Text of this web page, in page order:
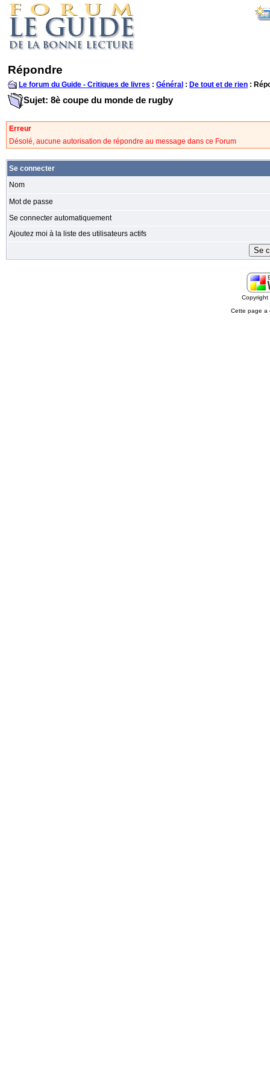
Répondre
Le forum du Guide - Critiques de livres : Général : De tout et de rien :
Sujet: 8è coupe du monde de rugby
Erreur
Désolé, aucune autorisation de répondre au message dans ce Forum
Se connecter
Nom
Mot de passe
Se connecter automatiquement
Ajoutez moi à la liste des utilisateurs actifs
Cette page a